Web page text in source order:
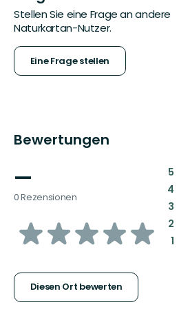
Stellen Sie eine Frage an andere
Naturkartan-Nutzer.
Eine Frage stellen
Bewertungen
—
0 Rezensionen
von
Sternen
Diesen Ort bewerten
5:
4:
3:
2:
1: